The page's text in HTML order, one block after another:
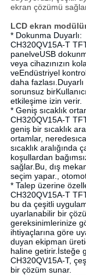
ekran çözümü
LCD ekran
* Dokunma Duyarlı:
CH320QV15A-T
panelveUSB
veya cihazınızın
veEndüstriyel
daha fazlası.
sorunsuz bir
etkileşime izin verir.
* Geniş sıcaklık
CH320QV15A-T
geniş bir sıcaklık
ortamlar, nerede
sıcaklık aralığında
koşullardan
sağlar.Bu, dış
seçim yapar.,
* Talep üzerine
CH320QV15A-T
bu da çeşitli
uyarlanabilir bir
gereksinimlerinize
ihtiyaçlarına göre
duyan ekipman
haline getirir.İsteğe
CH320QV15A-T,
bir çözüm sunar.